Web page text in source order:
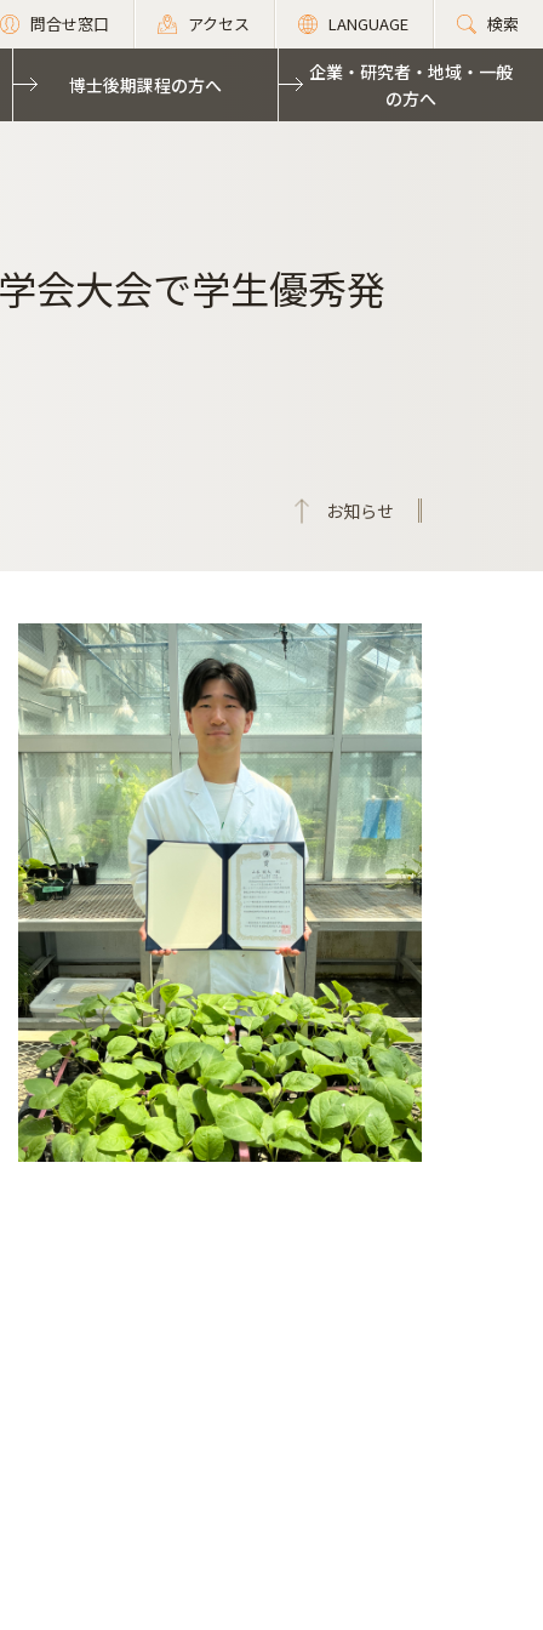
問合せ窓口 アクセス LANGUAGE 検索
博士後期課程の方へ
企業・研究者・地域・一般
の方へ
会大会で学生優秀発
お知らせ